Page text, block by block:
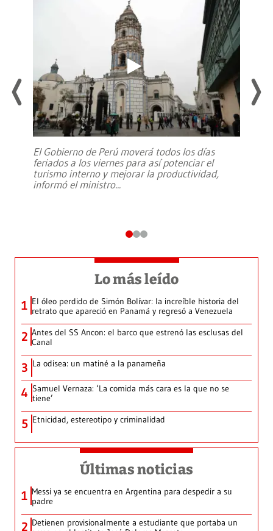
El Gobierno de Perú moverá todos los días
feriados a los viernes para así potenciar el
turismo interno y mejorar la productividad,
informó el ministro...
Lo más leído
1 El óleo perdido de Simón Bolívar: la increíble historia del
retrato que apareció en Panamá y regresó a Venezuela
2 Antes del SS Ancon: el barco que estrenó las esclusas del
Canal
3 La odisea: un matiné a la panameña
4 Samuel Vernaza: ‘La comida más cara es la que no se
tiene’
5 Etnicidad, estereotipo y criminalidad
Últimas noticias
1 Messi ya se encuentra en Argentina para despedir a su
padre
2 Detienen provisionalmente a estudiante que portaba un